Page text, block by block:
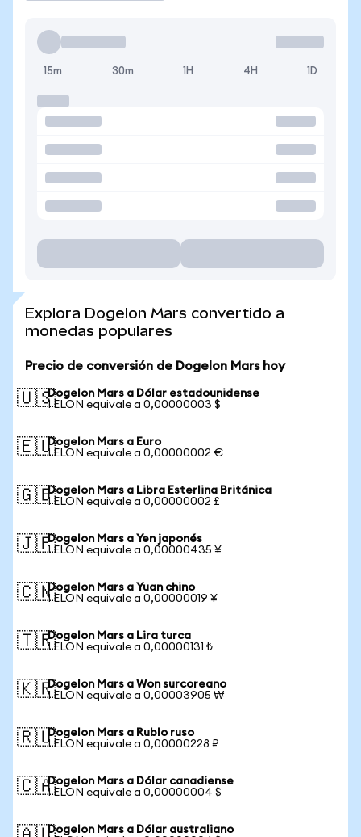
15m 30m 1H 4H 1D
Explora Dogelon Mars convertido a
monedas populares
Precio de conversión de Dogelon Mars hoy
🇺🇸Dogelon Mars a Dólar estadounidense
1 ELON equivale a 0,00000003 $
🇪🇺Dogelon Mars a Euro
1 ELON equivale a 0,00000002 €
🇬🇧Dogelon Mars a Libra Esterlina Británica
1 ELON equivale a 0,00000002 £
🇯🇵Dogelon Mars a Yen japonés
1 ELON equivale a 0,00000435 ¥
🇨🇳Dogelon Mars a Yuan chino
1 ELON equivale a 0,00000019 ¥
🇹🇷Dogelon Mars a Lira turca
1 ELON equivale a 0,00000131 ₺
🇰🇷Dogelon Mars a Won surcoreano
1 ELON equivale a 0,00003905 ₩
🇷🇺Dogelon Mars a Rublo ruso
1 ELON equivale a 0,00000228 ₽
🇨🇦Dogelon Mars a Dólar canadiense
1 ELON equivale a 0,00000004 $
Dogelon Mars a Dólar australiano